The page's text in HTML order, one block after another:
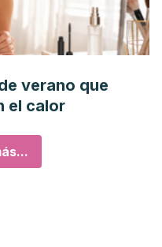
verano que
el calor